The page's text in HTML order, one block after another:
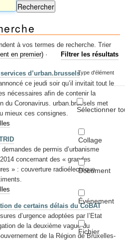
à vos termes de recherche.
Filtrer les résultats
Type d'élément
Sélectionner
Collage
Document
Événement
Fichier
Trier
en premier) ·
d’urban.brussels
ce jeudi soir qu’il invitait tout le
nécessaires afin de contenir la
du Coronavirus. urban.brussels met
mieux ces consignes.
de permis d’urbanisme
concernant des « grandes
» : couverture radioélectrique
de certains délais du CoBAT
d’urgence adoptées par l’Etat
de la deuxième vague du
de la Région de Bruxelles-